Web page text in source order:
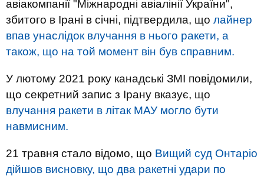
авіакомпанії "Міжнародні авіалінії України",
збитого в Ірані в січні, підтвердила, що лайнер
впав унаслідок влучання в нього ракети, а
також, що на той момент він був справним.
У лютому 2021 року канадські ЗМІ повідомили,
що секретний запис з Ірану вказує, що
влучання ракети в літак МАУ могло бути
навмисним.
21 травня стало відомо, що Вищий суд Онтаріо
дійшов висновку, що два ракетні удари по